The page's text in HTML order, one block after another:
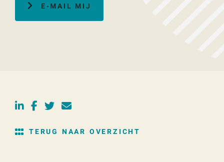
E-MAIL MIJ
TERUG NAAR OVERZICHT